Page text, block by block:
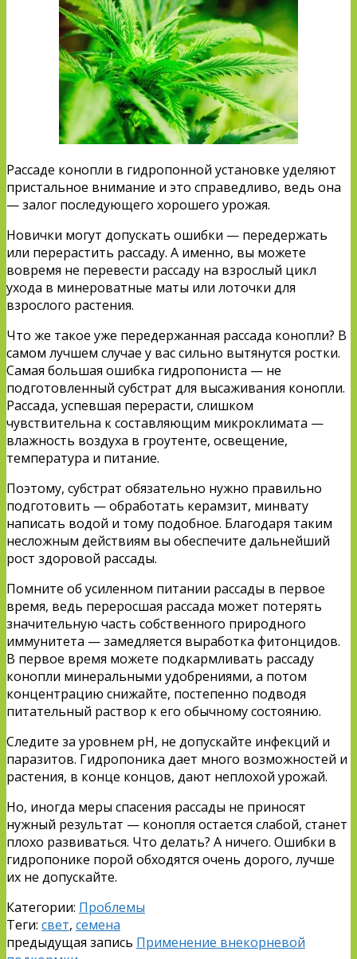
Рассаде конопли в гидропонной установке уделяют
пристальное внимание и это справедливо, ведь она
— залог последующего хорошего урожая.
Новички могут допускать ошибки — передержать
или перерастить рассаду. А именно, вы можете
вовремя не перевести рассаду на взрослый цикл
ухода в минероватные маты или лоточки для
взрослого растения.
Что же такое уже передержанная рассада конопли? В
самом лучшем случае у вас сильно вытянутся ростки.
Самая большая ошибка гидропониста — не
подготовленный субстрат для высаживания конопли.
Рассада, успевшая перерасти, слишком
чувствительна к составляющим микроклимата —
влажность воздуха в гроутенте, освещение,
температура и питание.
Поэтому, субстрат обязательно нужно правильно
подготовить — обработать керамзит, минвату
написать водой и тому подобное. Благодаря таким
несложным действиям вы обеспечите дальнейший
рост здоровой рассады.
Помните об усиленном питании рассады в первое
время, ведь переросшая рассада может потерять
значительную часть собственного природного
иммунитета — замедляется выработка фитонцидов.
В первое время можете подкармливать рассаду
конопли минеральными удобрениями, а потом
концентрацию снижайте, постепенно подводя
питательный раствор к его обычному состоянию.
Следите за уровнем рН, не допускайте инфекций и
паразитов. Гидропоника дает много возможностей и
растения, в конце концов, дают неплохой урожай.
Но, иногда меры спасения рассады не приносят
нужный результат — конопля остается слабой, станет
плохо развиваться. Что делать? А ничего. Ошибки в
гидропонике порой обходятся очень дорого, лучше
их не допускайте.
Категории: Проблемы
Теги: свет, семена
предыдущая запись Применение внекорневой